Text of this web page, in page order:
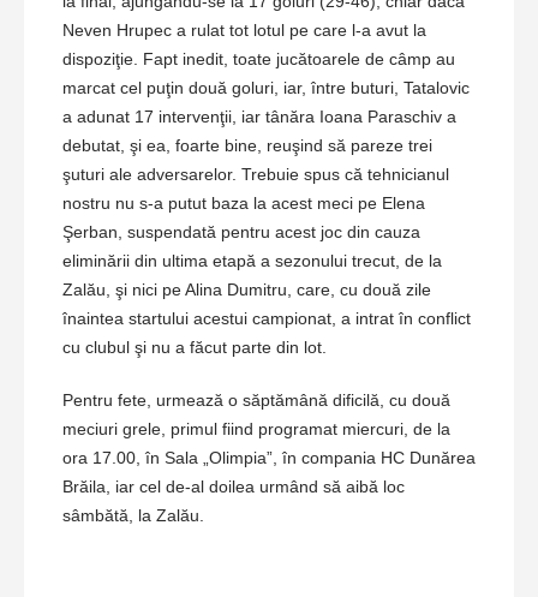
Neven Hrupec a rulat tot lotul pe care l-a avut la
dispoziţie. Fapt inedit, toate jucătoarele de câmp au
marcat cel puţin două goluri, iar, între buturi, Tatalovic
a adunat 17 intervenţii, iar tânăra Ioana Paraschiv a
debutat, şi ea, foarte bine, reuşind să pareze trei
şuturi ale adversarelor. Trebuie spus că tehnicianul
nostru nu s-a putut baza la acest meci pe Elena
Şerban, suspendată pentru acest joc din cauza
eliminării din ultima etapă a sezonului trecut, de la
Zalău, şi nici pe Alina Dumitru, care, cu două zile
înaintea startului acestui campionat, a intrat în conflict
cu clubul şi nu a făcut parte din lot.
Pentru fete, urmează o săptămână dificilă, cu două
meciuri grele, primul fiind programat miercuri, de la
ora 17.00, în Sala „Olimpia”, în compania HC Dunărea
Brăila, iar cel de-al doilea urmând să aibă loc
sâmbătă, la Zalău.